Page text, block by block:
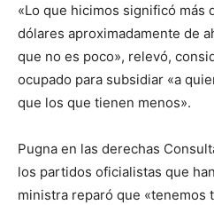
«Lo que hicimos significó más
dólares aproximadamente de
que no es poco», relevó,
ocupado para subsidiar «a
que los que tienen menos».
Pugna en las derechas
los partidos oficialistas que
ministra reparó que «tenemos